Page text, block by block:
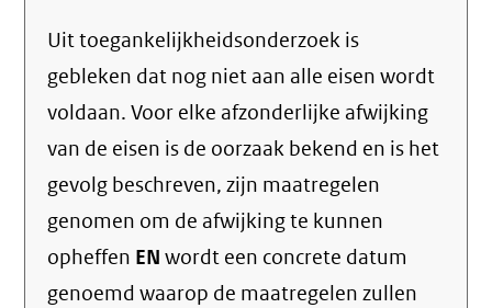
Uit toegankelijkheidsonderzoek is
gebleken dat nog niet aan alle eisen wordt
voldaan. Voor elke afzonderlijke afwijking
van de eisen is de oorzaak bekend en is het
gevolg beschreven, zijn maatregelen
genomen om de afwijking te kunnen
opheffen EN wordt een concrete datum
genoemd waarop de maatregelen zullen